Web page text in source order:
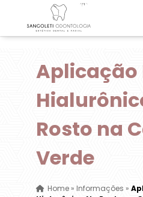
Aplicação
Rosto na
Verde
Home» Informações »